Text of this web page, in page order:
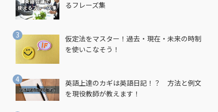
るフレーズ集
仮定法をマスター！過去・現在・未来の時制
を使いこなそう！
英語上達のカギは英語日記！？ 方法と例文
を現役教師が教えます！